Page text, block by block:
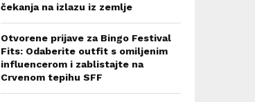
čekanja na izlazu iz zemlje
Otvorene prijave za Bingo Festival
Fits: Odaberite outfit s omiljenim
influencerom i zablistajte na
Crvenom tepihu SFF